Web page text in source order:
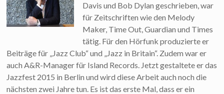
Davis und Bob Dylan geschrieben, war
für Zeitschriften wie den Melody
Maker, Time Out, Guardian und Times
tätig. Für den Hörfunk produzierte er
Beiträge für „Jazz Club“ und „Jazz in Britain“. Zudem war er
auch A&R-Manager für Island Records. Jetzt gestaltete er das
Jazzfest 2015 in Berlin und wird diese Arbeit auch noch die
nächsten zwei Jahre tun. Es ist das erste Mal, dass er ein